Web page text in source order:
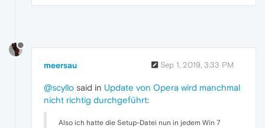
meersau Sep 1, 2019, 3:33 PM
@scyllo said in Update von Opera wird manchmal
nicht richtig durchgeführt:
Also ich hatte die Setup-Datei nun in jedem Win 7